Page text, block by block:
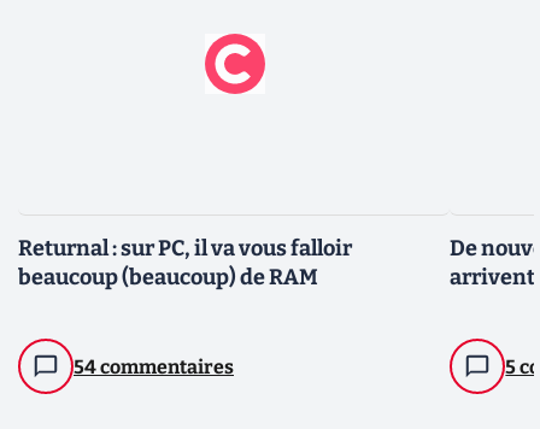
Returnal : sur PC, il va vous falloir
beaucoup (beaucoup) de RAM
54 commentaires
De
arrivent
5